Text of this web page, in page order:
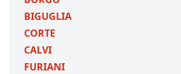
BIGUGLIA
CORTE
CALVI
FURIANI